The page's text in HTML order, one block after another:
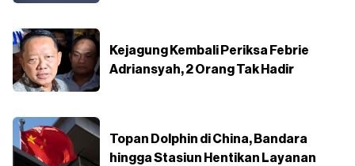
Kejagung Kembali Periksa Febrie
Adriansyah, 2 Orang Tak Hadir
Topan Dolphin di China, Bandara
hingga Stasiun Hentikan Layanan